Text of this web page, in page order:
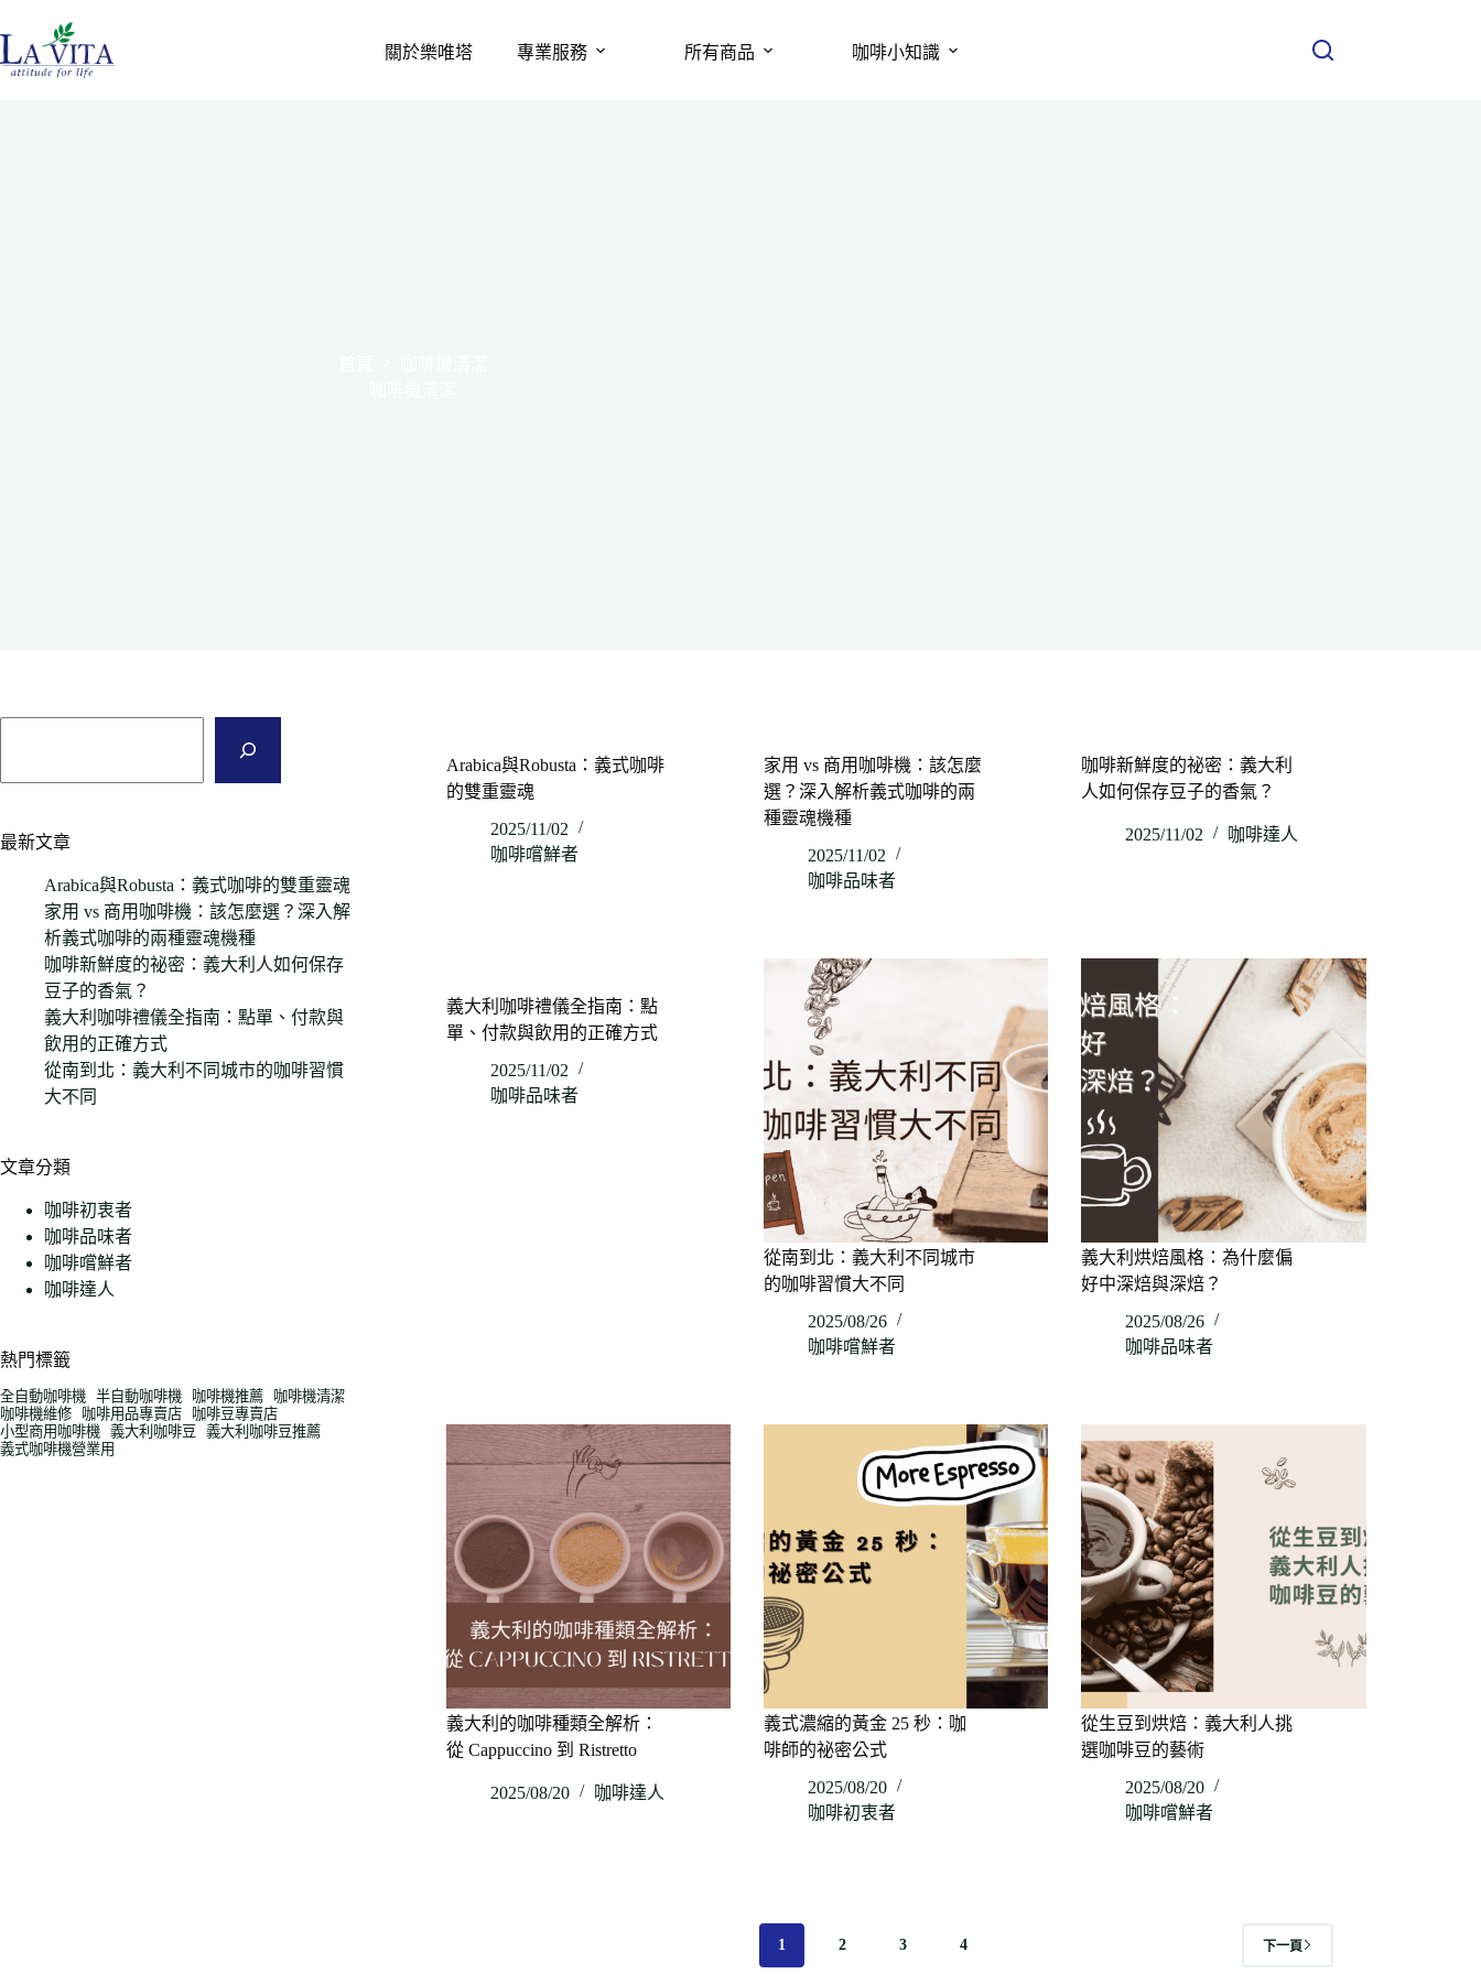
關於樂唯塔 專業服務 所有商品 咖啡小知識
Arabica與Robusta：義式咖啡
的雙重靈魂
2025/11/02
咖啡嚐鮮者
家用 vs 商用咖啡機：該怎麼
選？深入解析義式咖啡的兩
種靈魂機種
2025/11/02
咖啡品味者
咖啡新鮮度的祕密：義大利
人如何保存豆子的香氣？
2025/11/02 咖啡達人
義大利咖啡禮儀全指南：點
單、付款與飲用的正確方式
2025/11/02
咖啡品味者
從南到北：義大利不同城市
的咖啡習慣大不同
2025/08/26
咖啡嚐鮮者
義大利烘焙風格：為什麼偏
好中深焙與深焙？
2025/08/26
咖啡品味者
義大利的咖啡種類全解析：
從 Cappuccino 到 Ristretto
2025/08/20 咖啡達人
義式濃縮的黃金 25 秒：咖
啡師的祕密公式
2025/08/20
咖啡初衷者
從生豆到烘焙：義大利人挑
選咖啡豆的藝術
2025/08/20
咖啡嚐鮮者
1 2 3 4 下一頁
最新文章
Arabica與Robusta：義式咖啡的雙重靈魂
家用 vs 商用咖啡機：該怎麼選？深入解
析義式咖啡的兩種靈魂機種
咖啡新鮮度的祕密：義大利人如何保存
豆子的香氣？
義大利咖啡禮儀全指南：點單、付款與
飲用的正確方式
從南到北：義大利不同城市的咖啡習慣
大不同
文章分類
咖啡初衷者
咖啡品味者
咖啡嚐鮮者
咖啡達人
熱門標籤
全自動咖啡機 半自動咖啡機 咖啡機推薦
咖啡機清潔
咖啡機維修
咖啡用品專賣店
咖啡豆專賣店
小型商用咖啡機 義大利咖啡豆
義大利咖啡豆推薦
義式咖啡機營業用